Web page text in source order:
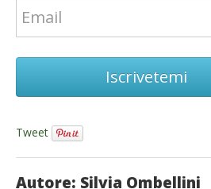
Iscrivetemi
Tweet
Autore: Silvia Ombellini